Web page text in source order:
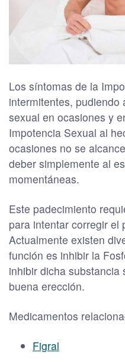
Los síntomas de la
intermitentes, pudiendo
sexual en ocasiones y
Impotencia Sexual al
ocasiones no se
deber simplemente al
momentáneas.
Este padecimiento
para intentar corregir el
Actualmente existen
función es inhibir la
inhibir dicha
buena erección.
Medicamentos
Figral